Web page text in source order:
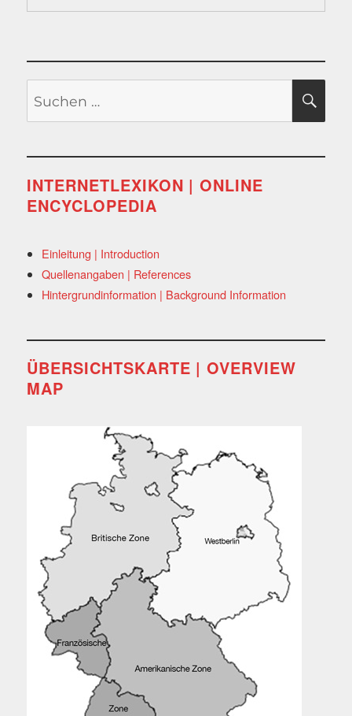
nach:
INTERNETLEXIKON | ONLINE
ENCYCLOPEDIA
Einleitung | Introduction
Quellenangaben | References
Hintergrundinformation | Background Information
ÜBERSICHTSKARTE | OVERVIEW
MAP